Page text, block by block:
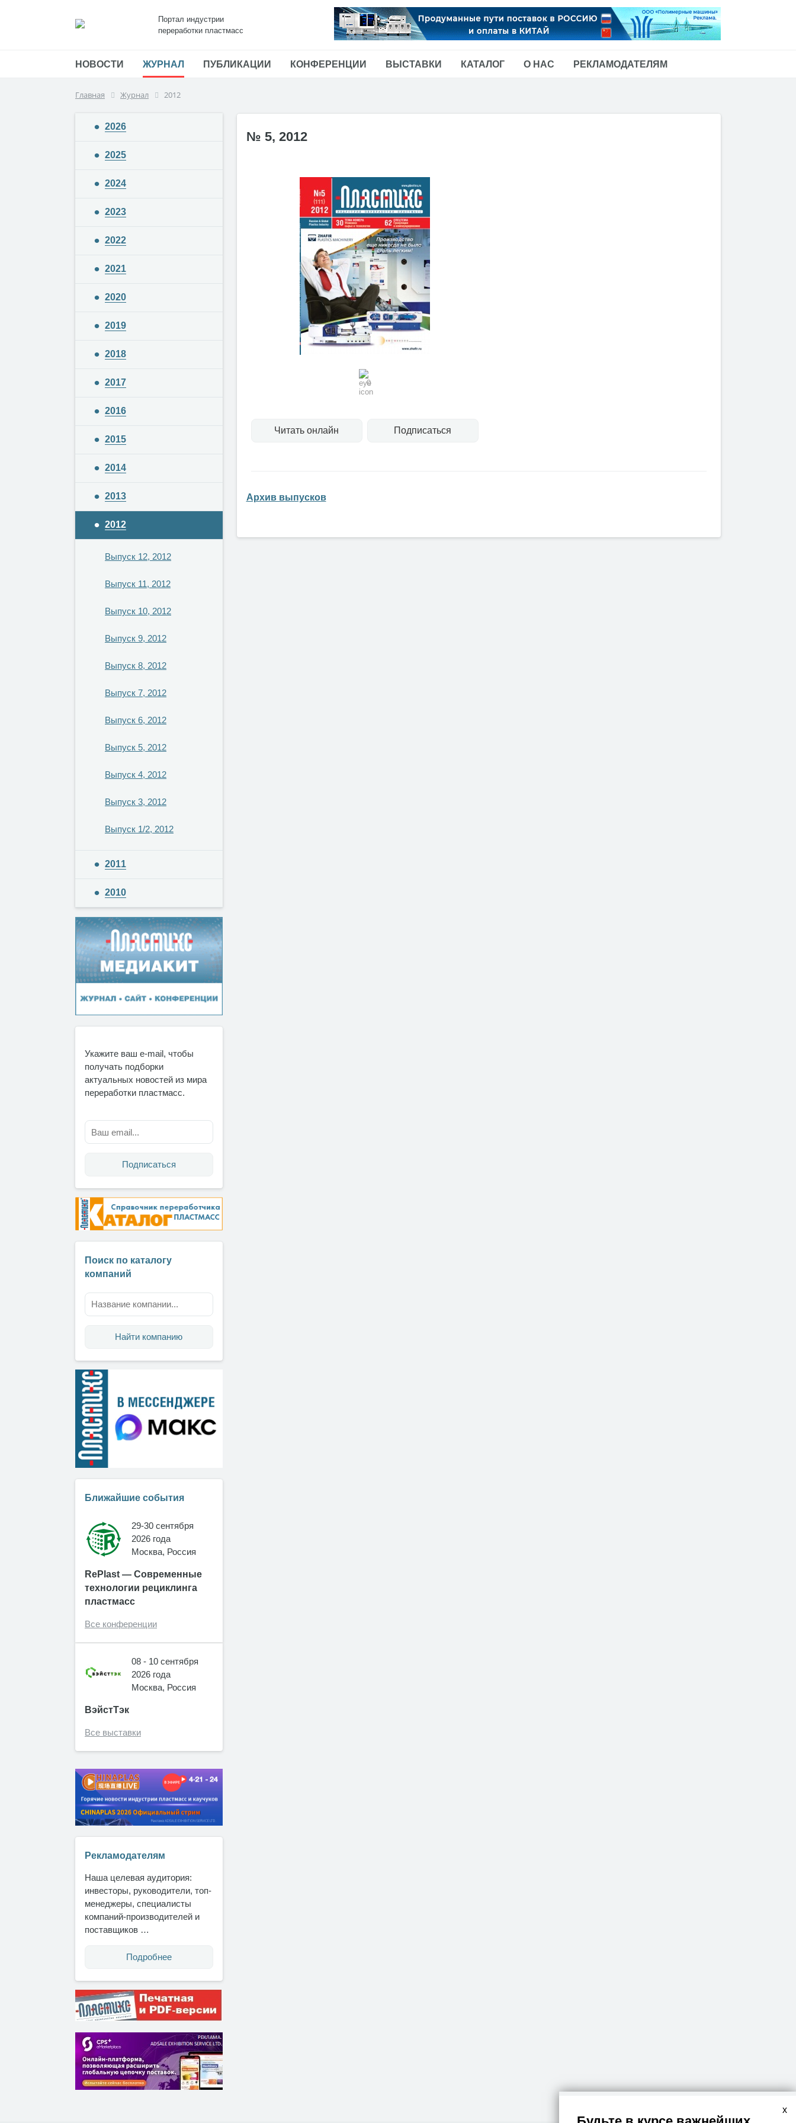
Портал индустрии
переработки пластмасс
НОВОСТИ ЖУРНАЛ ПУБЛИКАЦИИ КОНФЕРЕНЦИИ ВЫСТАВКИ КАТАЛОГ О НАС РЕКЛАМОДАТЕЛЯМ
Главная Журнал 2012
2026
2025
2024
2023
2022
2021
2020
2019
2018
2017
2016
2015
2014
2013
2012
Выпуск 12, 2012
Выпуск 11, 2012
Выпуск 10, 2012
Выпуск 9, 2012
Выпуск 8, 2012
Выпуск 7, 2012
Выпуск 6, 2012
Выпуск 5, 2012
Выпуск 4, 2012
Выпуск 3, 2012
Выпуск 1/2, 2012
2011
2010
Ближайшие события
29-30 сентября
2026 года
Москва, Россия
RePlast — Современные
технологии рециклинга
пластмасс
Все конференции
08 - 10 сентября
2026 года
Москва, Россия
ВэйстТэк
Все выставки
Поиск по каталогу
компаний
Найти компанию
Рекламодателям
Наша целевая аудитория:
инвесторы, руководители, топ-
менеджеры, специалисты
компаний-производителей и
поставщиков …
Подробнее
Укажите ваш e-mail, чтобы
получать подборки
актуальных новостей из мира
переработки пластмасс.
Подписаться
№ 5, 2012
0
Читать онлайн Подписаться
Архив выпусков
x